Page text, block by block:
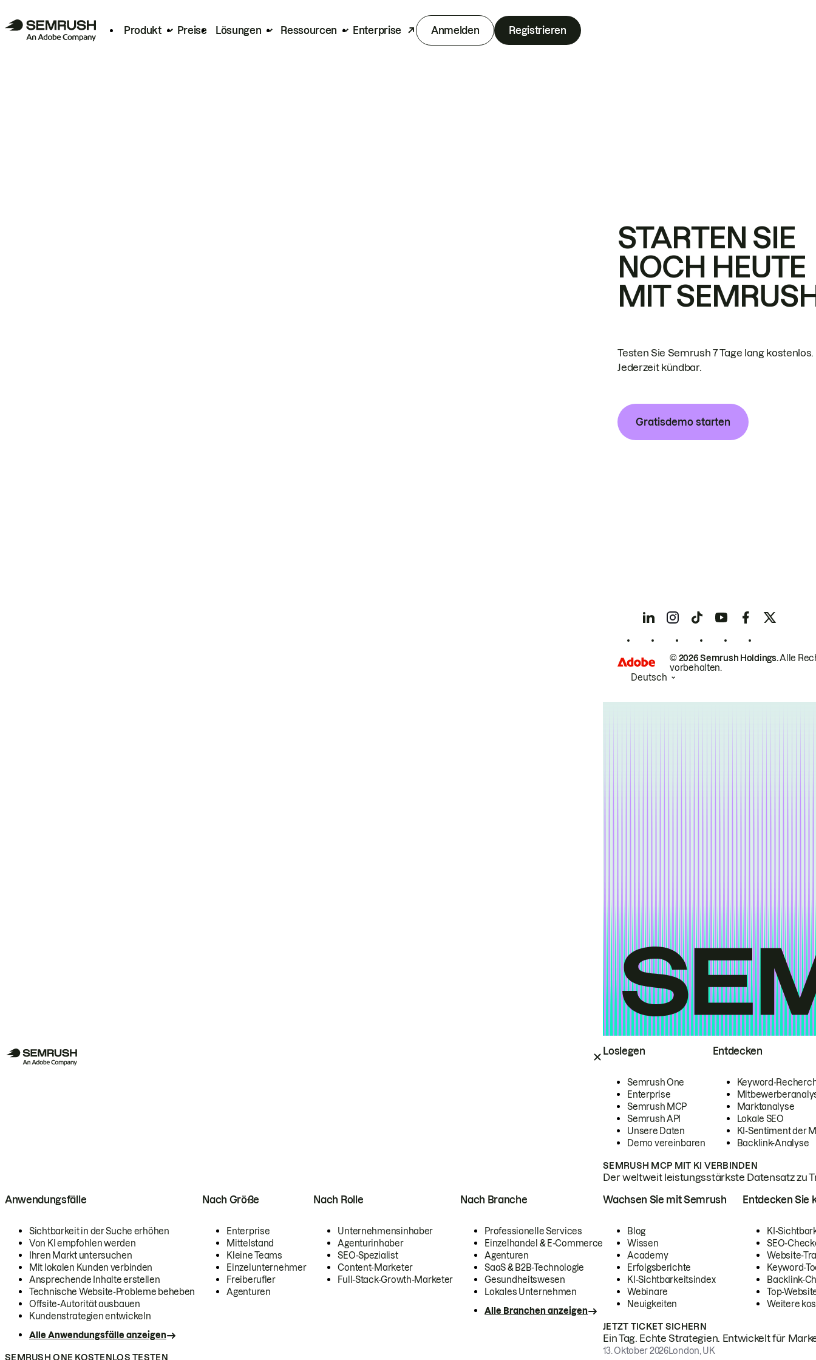
Produkt Preise Lösungen Ressourcen Enterprise Anmelden Registrieren
Loslegen
Semrush One
Enterprise
Semrush MCP
Semrush API
Unsere Daten
Demo vereinbaren
Entdecken
Keyword-
Marktanalyse
Lokale SEO
KI-Sentiment der
Backlink-Analyse
SEMRUSH MCP MIT KI VERBINDEN
Der weltweit leistungsstärkste Datensatz zu
Anwendungsfälle
Sichtbarkeit in der Suche erhöhen
Von KI empfohlen werden
Ihren Markt untersuchen
Mit lokalen Kunden verbinden
Ansprechende Inhalte erstellen
Technische Website-Probleme beheben
Offsite-Autorität ausbauen
Kundenstrategien entwickeln
Alle Anwendungsfälle anzeigen
Nach Größe
Enterprise
Mittelstand
Kleine Teams
Einzelunternehmer
Freiberufler
Agenturen
Nach Rolle
Unternehmensinhaber
Agenturinhaber
SEO-Spezialist
Content-Marketer
Full-Stack-Growth-Marketer
Nach Branche
Professionelle Services
Einzelhandel & E-Commerce
Agenturen
SaaS & B2B-Technologie
Gesundheitswesen
Lokales Unternehmen
Alle Branchen anzeigen
SEMRUSH ONE KOSTENLOS TESTEN
Wachsen Sie mit Semrush
Blog
Wissen
Academy
Erfolgsberichte
KI-Sichtbarkeitsindex
Webinare
Neuigkeiten
Entdecken Sie
KI-
SEO-
Website-
Keyword-
Backlink-
Top-
Weitere
JETZT TICKET SICHERN
Ein Tag. Echte Strategien. Entwickelt für
13. Oktober 2026London, UK
STARTEN SIE
NOCH HEUTE
MIT
Testen Sie Semrush 7 Tage lang kostenlos.
Jederzeit kündbar.
Gratisdemo starten
© 2026 Semrush Holdings.Alle
vorbehalten.
Deutsch